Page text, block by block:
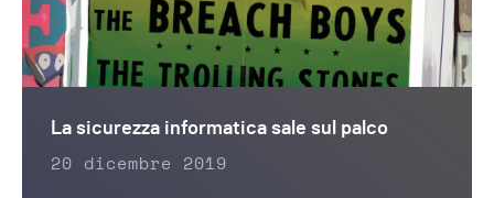
La sicurezza informatica sale sul palco
20 dicembre 2019